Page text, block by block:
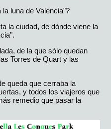
luna de Valencia"?
la ciudad, de dónde viene la
de la que sólo quedan
Torres de Quart y las
queda que cerraba la
y todos los viajeros que
remedio que pasar la